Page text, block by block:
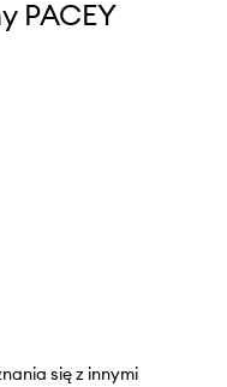
PACEY
się z innymi